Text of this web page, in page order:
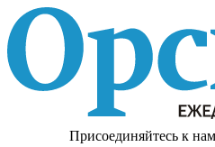
Присоединяйтесь к